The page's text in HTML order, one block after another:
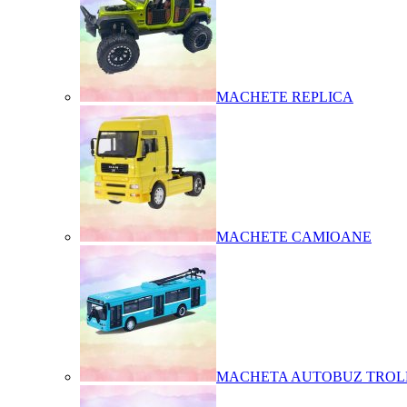
MACHETE REPLICA
MACHETE CAMIOANE
MACHETA AUTOBUZ